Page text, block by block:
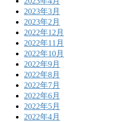
2023年3月
2023年2月
2022年12月
2022年11月
2022年10月
2022年9月
2022年8月
2022年7月
2022年6月
2022年5月
2022年4月